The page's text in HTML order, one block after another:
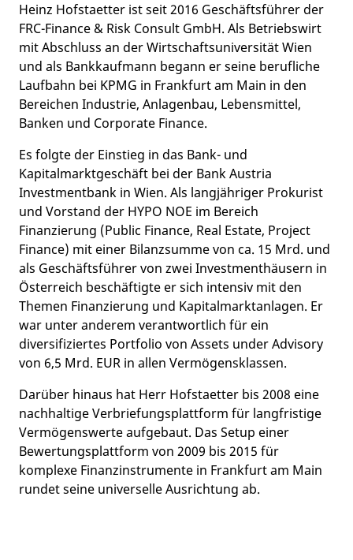
Heinz Hofstaetter ist seit 2016 Geschäftsführer der
FRC-Finance & Risk Consult GmbH. Als Betriebswirt
mit Abschluss an der Wirtschaftsuniversität Wien
und als Bankkaufmann begann er seine berufliche
Laufbahn bei KPMG in Frankfurt am Main in den
Bereichen Industrie, Anlagenbau, Lebensmittel,
Banken und Corporate Finance.
Es folgte der Einstieg in das Bank- und
Kapitalmarktgeschäft bei der Bank Austria
Investmentbank in Wien. Als langjähriger Prokurist
und Vorstand der HYPO NOE im Bereich
Finanzierung (Public Finance, Real Estate, Project
Finance) mit einer Bilanzsumme von ca. 15 Mrd. und
als Geschäftsführer von zwei Investmenthäusern in
Österreich beschäftigte er sich intensiv mit den
Themen Finanzierung und Kapitalmarktanlagen. Er
war unter anderem verantwortlich für ein
diversifiziertes Portfolio von Assets under Advisory
von 6,5 Mrd. EUR in allen Vermögensklassen.
Darüber hinaus hat Herr Hofstaetter bis 2008 eine
nachhaltige Verbriefungsplattform für langfristige
Vermögenswerte aufgebaut. Das Setup einer
Bewertungsplattform von 2009 bis 2015 für
komplexe Finanzinstrumente in Frankfurt am Main
rundet seine universelle Ausrichtung ab.